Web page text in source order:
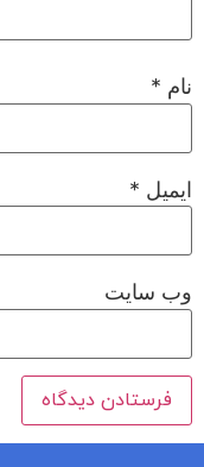
نام *
ایمیل *
وب‌ سایت